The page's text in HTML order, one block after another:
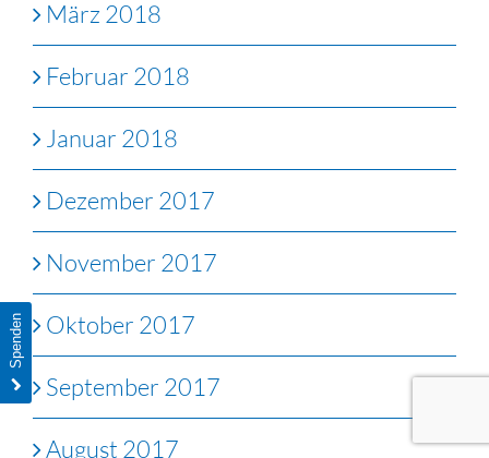
März 2018
Februar 2018
Januar 2018
Dezember 2017
November 2017
Oktober 2017
September 2017
August 2017
Spenden